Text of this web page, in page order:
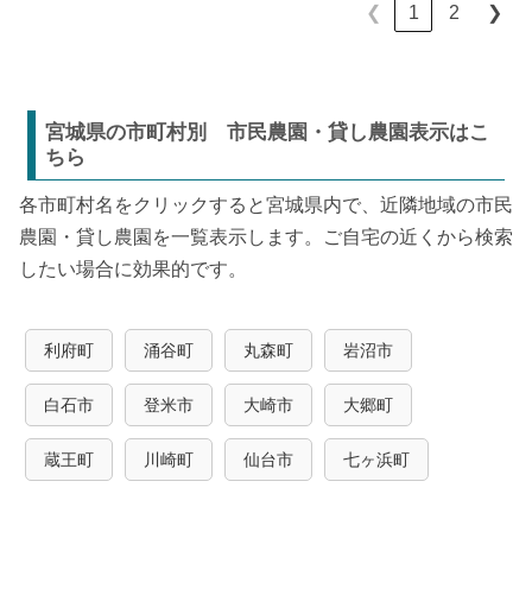
❮ 1 2 ❯
宮城県の市町村別 市民農園・貸し農園表示はこ
ちら
各市町村名をクリックすると宮城県内で、近隣地域の市民
農園・貸し農園を一覧表示します。ご自宅の近くから検索
したい場合に効果的です。
利府町 涌谷町 丸森町 岩沼市
白石市 登米市 大崎市 大郷町
蔵王町 川崎町 仙台市 七ヶ浜町